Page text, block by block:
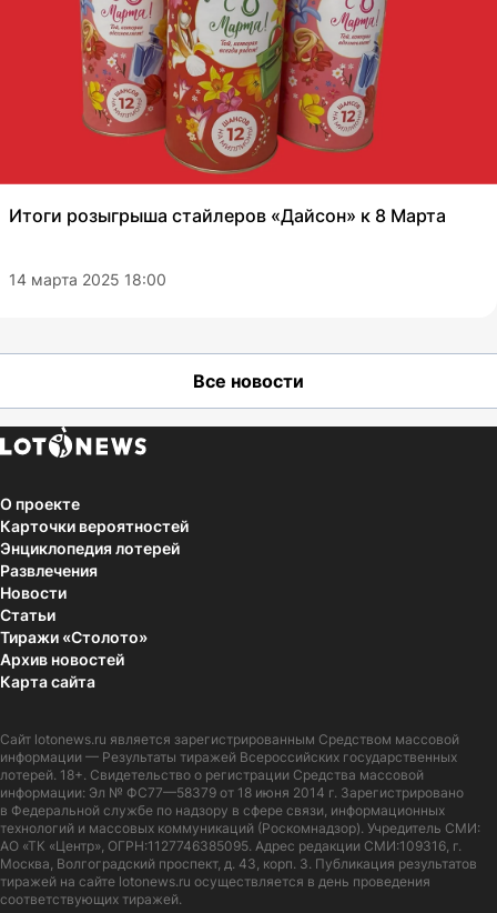
Итоги розыгрыша стайлеров «Дайсон» к 8 Марта
14 марта 2025 18:00
Все новости
О проекте
Карточки вероятностей
Энциклопедия лотерей
Развлечения
Новости
Статьи
Тиражи «Столото»
Архив новостей
Карта сайта
Сайт lotonews.ru является зарегистрированным Средством массовой
информации — Результаты тиражей Всероссийских государственных
лотерей. 18+. Свидетельство о регистрации Средства массовой
информации: Эл № ФС77—58379 от 18 июня 2014 г. Зарегистрировано
в Федеральной службе по надзору в сфере связи, информационных
технологий и массовых коммуникаций (Роскомнадзор). Учредитель СМИ:
АО «ТК «Центр», ОГРН:1127746385095. Адрес редакции СМИ:109316, г.
Москва, Волгоградский проспект, д. 43, корп. 3. Публикация результатов
тиражей на сайте lotonews.ru осуществляется в день проведения
соответствующих тиражей.